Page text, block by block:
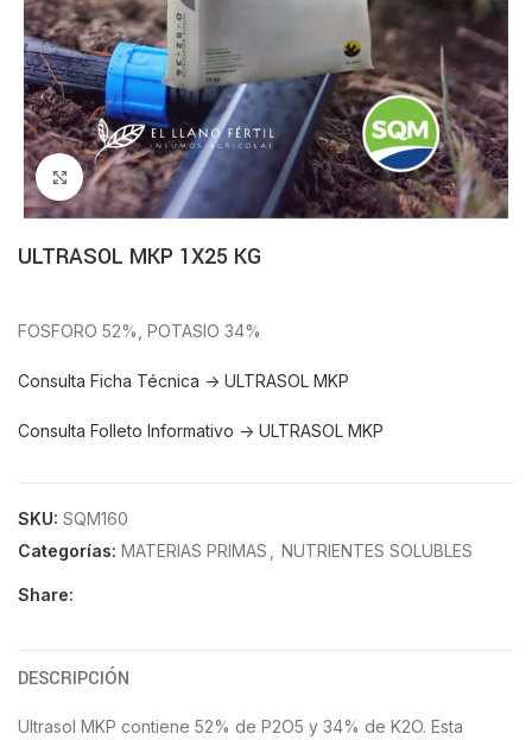
Click to enlarge
ULTRASOL MKP 1X25 KG
FOSFORO 52%, POTASIO 34%
Consulta Ficha Técnica -> ULTRASOL MKP
Consulta Folleto Informativo -> ULTRASOL MKP
SKU: SQM160
Categorías: MATERIAS PRIMAS NUTRIENTES SOLUBLES
Share:
DESCRIPCIÓN
Ultrasol MKP contiene 52% de P2O5 y 34% de K2O. Esta